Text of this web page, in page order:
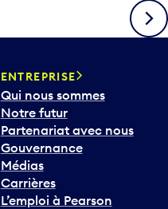
ENTREPRISE
Qui nous sommes
Notre futur
Partenariat avec nous
Gouvernance
Médias
Carrières
L’emploi à Pearson